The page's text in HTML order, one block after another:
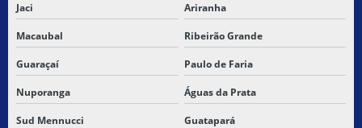
Jaci Ariranha
Macaubal Ribeirão Grande
Guaraçaí Paulo de Faria
Nuporanga Águas da Prata
Sud Mennucci Guatapará